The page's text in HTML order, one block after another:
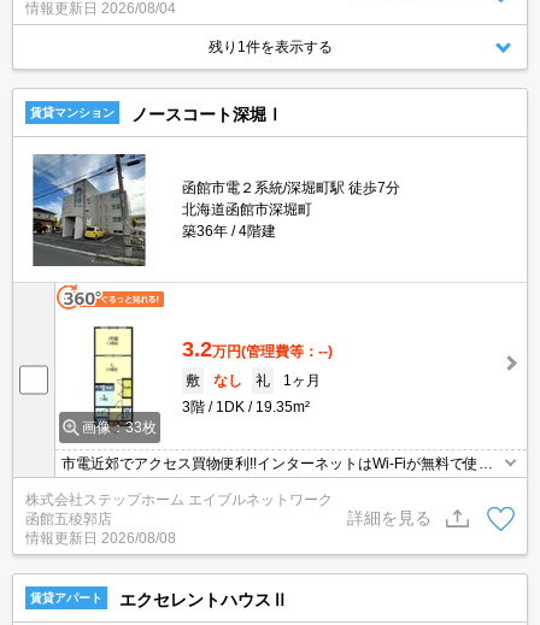
情報更新日 2026/08/04
残り1件を表示する
賃貸マンション ノースコート深堀Ⅰ
函館市電２系統/深堀町駅 徒歩7分
北海道函館市深堀町
築36年
4階建
画像：33枚
3.2万円(管理費等：--)
敷
なし 礼
1ヶ月
3階
1DK 19.35m²
市電近郊でアクセス買物便利!!インターネットはWi-Fiが無料で使い
放題なのでスマホもパソコンも何台でも繋げてご利用いただけます
♬
株式会社ステップホーム エイブルネットワーク
函館五稜郭店
情報更新日 2026/08/08
詳細を見る
賃貸アパート エクセレントハウスⅡ